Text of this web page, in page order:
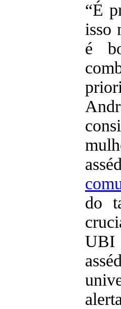
“É
isso
é
do
UBI